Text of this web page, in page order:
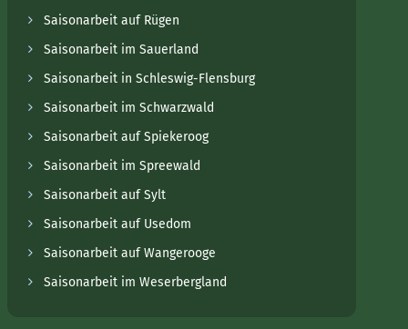
Saisonarbeit auf Rügen
Saisonarbeit im Sauerland
Saisonarbeit in Schleswig-Flensburg
Saisonarbeit im Schwarzwald
Saisonarbeit auf Spiekeroog
Saisonarbeit im Spreewald
Saisonarbeit auf Sylt
Saisonarbeit auf Usedom
Saisonarbeit auf Wangerooge
Saisonarbeit im Weserbergland